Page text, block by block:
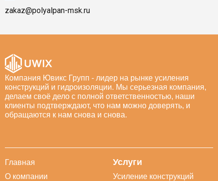
zakaz@polyalpan-msk.ru
Компания Ювикс Групп - лидер на рынке усиления
конструкций и гидроизоляции. Мы серьезная компания,
делаем своё дело с полной ответственностью, наши
клиенты подтверждают, что нам можно доверять, и
обращаются к нам снова и снова.
Главная
О компании
Услуги
Усиление конструкций